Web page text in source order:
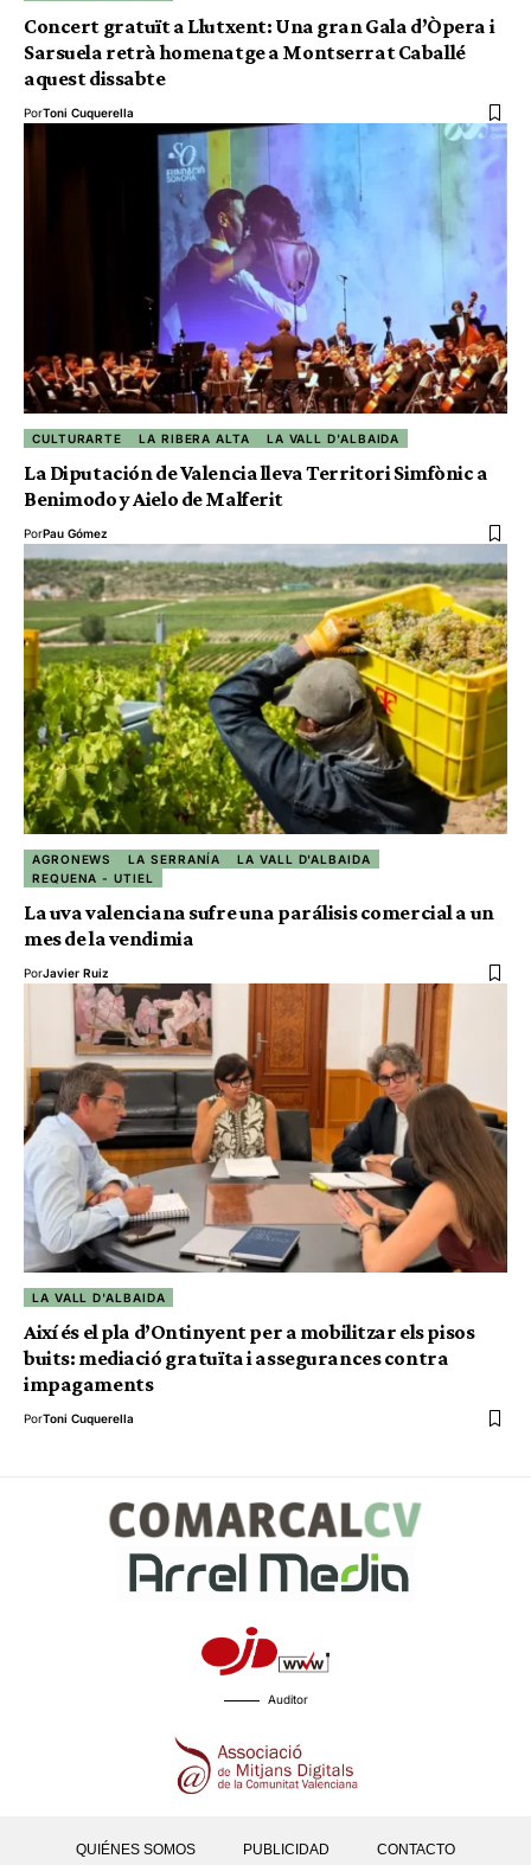
Concert gratuït a Llutxent: Una gran Gala d’Òpera i
Sarsuela retrà homenatge a Montserrat Caballé
aquest dissabte
PorToni Cuquerella
CULTURARTE LA RIBERA ALTA LA VALL D'ALBAIDA
La Diputación de Valencia lleva Territori Simfònic a
Benimodo y Aielo de Malferit
PorPau Gómez
AGRONEWS LA SERRANÍA
LA VALL D'ALBAIDA
REQUENA - UTIEL
La uva valenciana sufre una parálisis comercial a un
mes de la vendimia
PorJavier Ruiz
LA VALL D'ALBAIDA
Així és el pla d’Ontinyent per a mobilitzar els pisos
buits: mediació gratuïta i assegurances contra
impagaments
PorToni Cuquerella
Auditor
QUIÉNES SOMOS PUBLICIDAD CONTACTO